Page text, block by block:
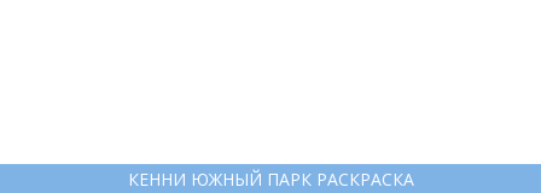
КЕННИ ЮЖНЫЙ ПАРК РАСКРАСКА